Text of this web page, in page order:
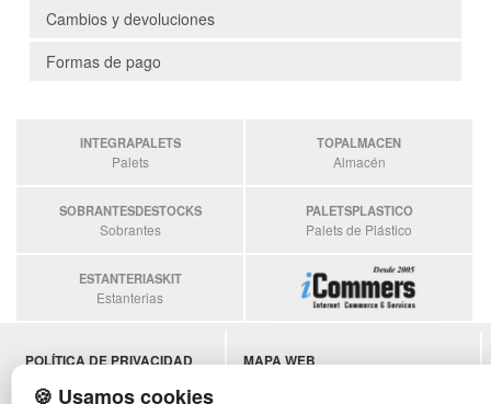
Cambios y devoluciones
Formas de pago
INTEGRAPALETS
Palets
TOPALMACEN
Almacén
SOBRANTESDESTOCKS
Sobrantes
PALETSPLASTICO
Palets de Plástico
ESTANTERIASKIT
Estanterias
POLÍTICA DE PRIVACIDAD
MAPA WEB
🍪 Usamos cookies